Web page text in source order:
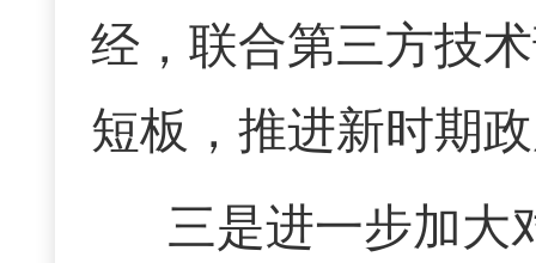
经，联合第三方技
短板，推进新时期
三是进一步加大